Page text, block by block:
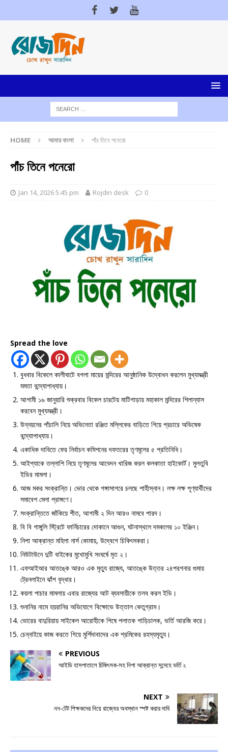
HOME আমার বাংলা পাঁচ তিনে পনেরো
পাঁচ তিনে পনেরো
Jan 14, 2026 5:45 pm Rojdin desk 0
Spread the love
বুধবার বিকেলে কালীঘাটে বগলা মায়ের মন্দিরের আনুষ্ঠানিক উদ্বোধন করলেন মুখ্যমন্ত্রী
মমতা বন্দ্যোপাধ্যায়।
আগামী ১৬ জানুয়ারি শুক্রবার বিকেল চারটেয় মাটিগাড়ায় মহাকাল মন্দিরের শিলান্যাস
করবেন মুখ্যমন্ত্রী।
উন্নয়নের পাঁচালি নিয়ে অভিনেতা রঞ্জিত মল্লিকের বাড়িতে গিয়ে প্রচারে অভিষেক
বন্দ্যোপাধ্যায়।
একাধিক দাবিতে ফের নির্বাচন কমিশনের দফতরের তৃণমূলের ৫ প্রতিনিধি।
আইপ্যাকে তল্লাশি নিয়ে তৃণমূলের আবেদন খারিজ করল কলকাতা হাইকোর্ট। মুলতুবি
ইডির মামলা।
আজ মকর সংক্রান্তি। ভোর থেকে গঙ্গাসাগরে চলছে শাহীস্নান। লক্ষ লক্ষ পূণ্যার্থীদের
সমাবেশ মেলা প্রাঙ্গণে।
সংক্রান্তিতে জাঁকিয়ে শীত, আগামী ২ দিন আরও নামবে পারদ।
বি বি গাঙ্গুলি স্ট্রিটে ফার্নিচারের দোকানে আগুন, ঘটনাস্থলে দমকলের ১০ ইঞ্জিন।
নিপা আক্রান্ত মহিলা নার্স কোমায়, উদ্বেগে চিকিৎসকরা।
নিউটাউনে দুটি বাইকের মুখোমুখি সংঘর্ষে মৃত ২।
এফআইআর আতঙ্কে আরও এক মৃত্যু রাজ্যে, আতঙ্কে উত্তর ২৪পরগনার গুমায়
ট্রেনলাইনে ঝাঁপ বৃদ্ধার।
কয়লা পাচার মামলায় এবার রাজ্যের আট ব্যবসায়ীকে তলব করল ইডি।
শুনানির নামে হয়রানির অভিযোগে বিক্ষোভে উত্তাল কেতুগ্রাম।
ভোরের বাদুরিয়ায় সাইকেল আরোহীকে পিষে পলাতক গাড়িচালক, ভর্তি আরজি করে।
চেন্নাইয়ে কাজ করতে গিয়ে মুর্শিদাবাদের এক শ্রমিকের রহস্যমৃত্যু।
PREVIOUS
আইডি হাসপাতালে চিকিৎসক-সহ নিপা আক্রান্ত সন্দেহে ভর্তি ২
NEXT
নন-টেট শিক্ষকদের নিয়ে রাজ্যের অবস্থান স্পষ্ট করার দাবি